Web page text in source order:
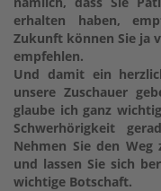
erhalten haben,
Zukunft können Sie ja
empfehlen.
Und damit ein
unsere Zuschauer
glaube ich ganz
Schwerhörigkeit
Nehmen Sie den
und lassen Sie sich
wichtige Botschaft.